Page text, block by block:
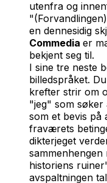
utenfra og
en dennesidig
Commedia er
bekjent seg til.
I sine tre neste
billedspråket.
krefter strir om
"jeg" som søker
som et bevis på
fraværets
dikterjeget
historiens
avspaltningen